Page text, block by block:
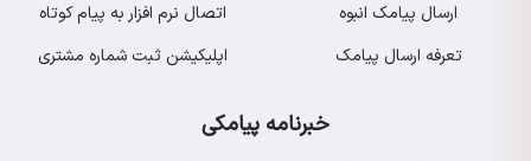
ارسال پیامک انبوه
تعرفه ارسال پیامک
اتصال نرم افزار به پیام کوتاه
اپلیکیشن ثبت شماره مشتری
خبرنامه پیامکی